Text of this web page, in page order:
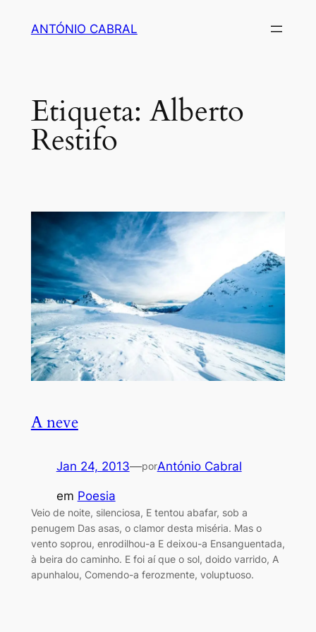
ANTÓNIO CABRAL
Etiqueta: Alberto
Restifo
A neve
Jan 24, 2013—porAntónio Cabral
em Poesia
Veio de noite, silenciosa, E tentou abafar, sob a
penugem Das asas, o clamor desta miséria. Mas o
vento soprou, enrodilhou-a E deixou-a Ensanguentada,
à beira do caminho. E foi aí que o sol, doido varrido, A
apunhalou, Comendo-a ferozmente, voluptuoso.